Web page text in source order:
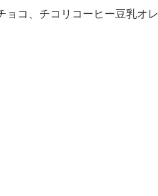
ョコ、チコリコーヒー豆乳オレ